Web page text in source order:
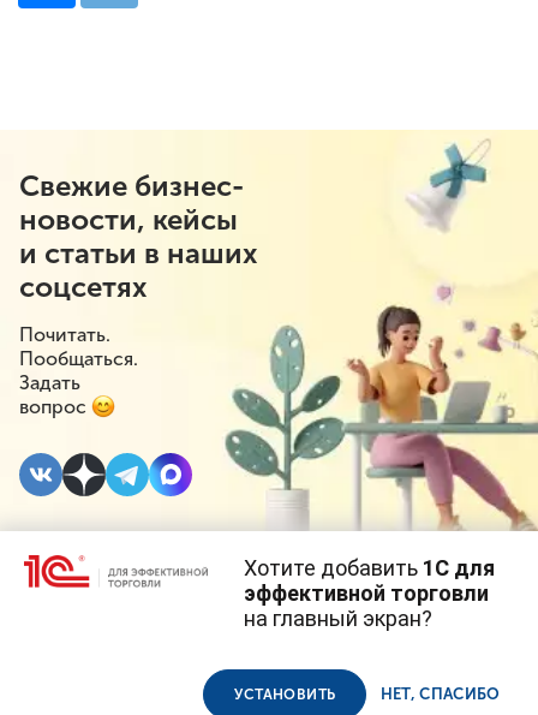
Свежие бизнес-
новости, кейсы
и статьи в наших
соцсетях
Почитать.
Пообщаться.
Задать
вопрос
26 ЯНВАРЯ 2021 #⁣Госрегулирование
Должны ли
индексироваться
cookie-файлы (файлы с данными о прошлых
использование файлов cookie в соответствии с политикой
конфиденциальности
Хотите добавить 1С для
эффективной торговли
на главный экран?
УСТАНОВИТЬ НЕТ, СПАСИБО